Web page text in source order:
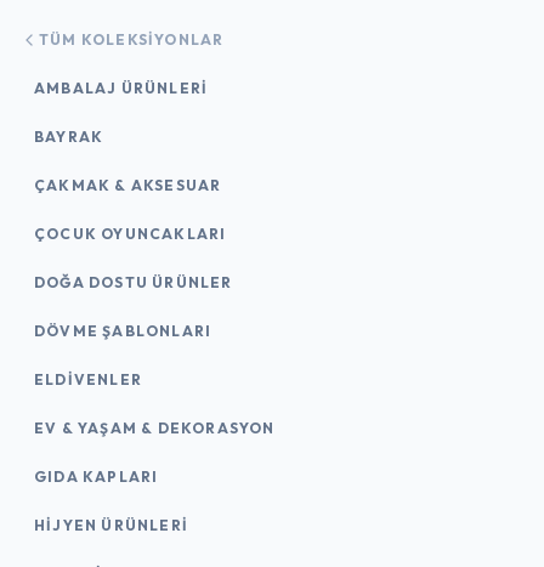
TÜM KOLEKSIYONLAR
AMBALAJ ÜRÜNLERI
BAYRAK
ÇAKMAK & AKSESUAR
ÇOCUK OYUNCAKLARI
DOĞA DOSTU ÜRÜNLER
DÖVME ŞABLONLARI
ELDIVENLER
EV & YAŞAM & DEKORASYON
GIDA KAPLARI
HIJYEN ÜRÜNLERI